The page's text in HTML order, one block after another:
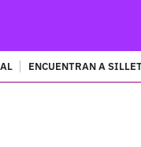
ENCUENTRAN A